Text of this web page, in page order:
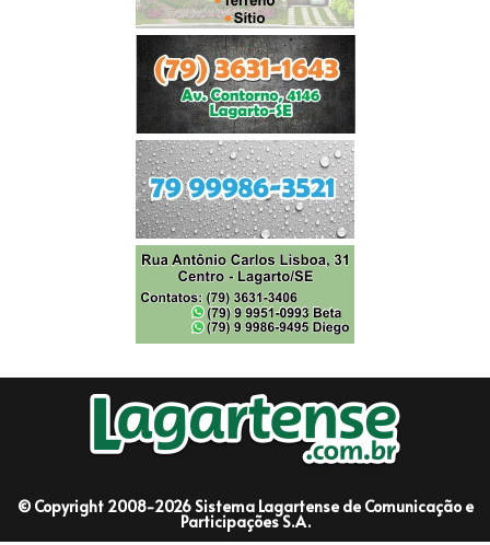
© Copyright 2008-2026 Sistema Lagartense de Comunicação e
Participações S.A.